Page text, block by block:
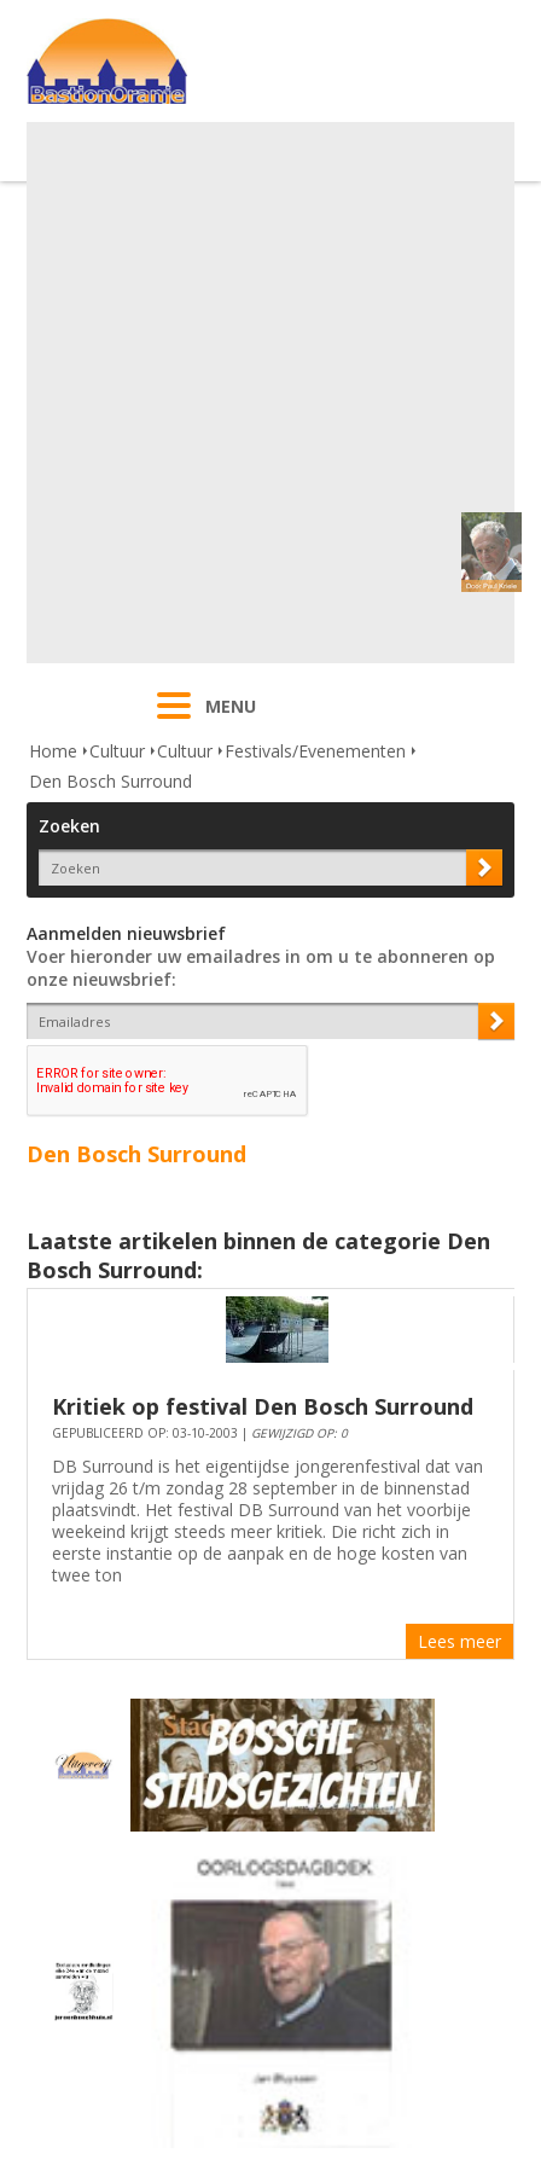
MENU
Home
Cultuur Cultuur Festivals/Evenementen
Den Bosch Surround
Zoeken
Aanmelden nieuwsbrief
Voer hieronder uw emailadres in om u te abonneren op
onze nieuwsbrief:
Den Bosch Surround
Laatste artikelen binnen de categorie Den
Bosch Surround:
Kritiek op festival Den Bosch Surround
GEPUBLICEERD OP: 03-10-2003 | GEWIJZIGD OP: 0
DB Surround is het eigentijdse jongerenfestival dat van
vrijdag 26 t/m zondag 28 september in de binnenstad
plaatsvindt. Het festival DB Surround van het voorbije
weekeind krijgt steeds meer kritiek. Die richt zich in
eerste instantie op de aanpak en de hoge kosten van
twee ton
Lees meer